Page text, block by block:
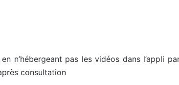
n’hébergeant pas les vidéos dans l’appli
consultation